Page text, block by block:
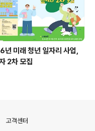
미래 청년 일자리 사업,
2차 모집
고객센터